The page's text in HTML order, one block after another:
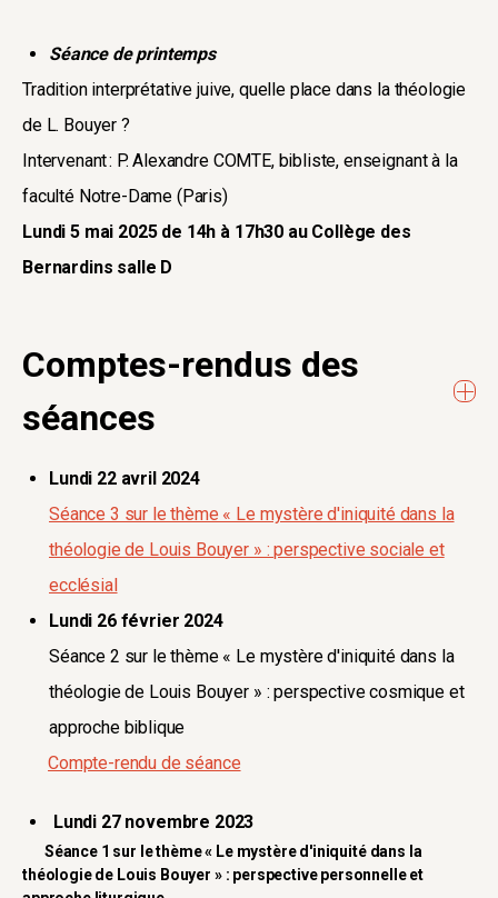
Séance de printemps
Tradition interprétative juive, quelle place dans la théologie
de L. Bouyer ?
Intervenant : P. Alexandre COMTE, bibliste, enseignant à la
faculté Notre-Dame (Paris)
Lundi 5 mai 2025 de 14h à 17h30 au Collège des
Bernardins salle D
Comptes-rendus des
séances
Lundi 22 avril 2024
Séance 3 sur le thème « Le mystère d'iniquité dans la
théologie de Louis Bouyer » : perspective sociale et
ecclésial
Lundi 26 février 2024
Séance 2 sur le thème « Le mystère d'iniquité dans la
théologie de Louis Bouyer » : perspective cosmique et
approche biblique
Compte-rendu de séance
Lundi 27 novembre 2023
Séance 1 sur le thème « Le mystère d'iniquité dans la
théologie de Louis Bouyer » : perspective personnelle et